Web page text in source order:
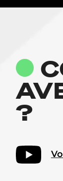
?
l'appli Buy
vous.